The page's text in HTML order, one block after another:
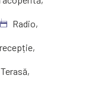
Radio,
Terasă,